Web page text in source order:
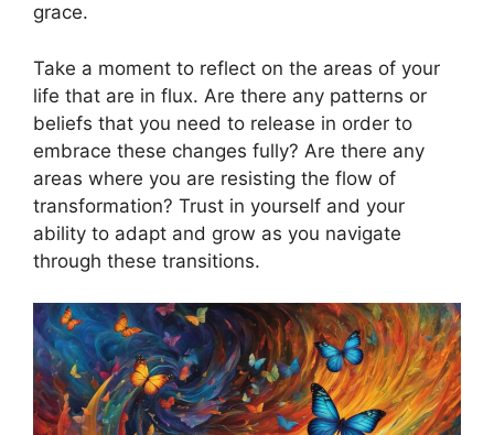
grace.
Take a moment to reflect on the areas of your
life that are in flux. Are there any patterns or
beliefs that you need to release in order to
embrace these changes fully? Are there any
areas where you are resisting the flow of
transformation? Trust in yourself and your
ability to adapt and grow as you navigate
through these transitions.